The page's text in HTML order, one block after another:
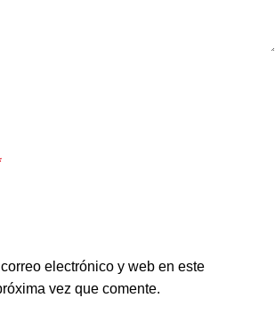
electrónico y web en este
vez que comente.